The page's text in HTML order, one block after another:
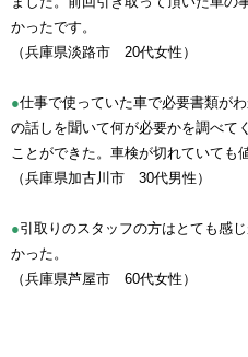
かったです。
（兵庫県淡路市 20代女性）
●仕事で使っていた車で必要書類が
の話しを聞いて何が必要かを調べて
ことができた。車検が切れていても
（兵庫県加古川市 30代男性）
●引取りのスタッフの方はとても感
かった。
（兵庫県芦屋市 60代女性）